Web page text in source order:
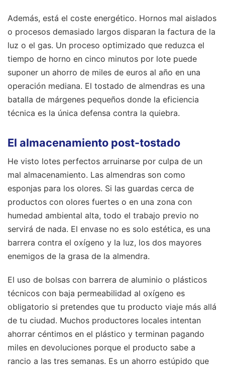
Además, está el coste energético. Hornos mal aislados
o procesos demasiado largos disparan la factura de la
luz o el gas. Un proceso optimizado que reduzca el
tiempo de horno en cinco minutos por lote puede
suponer un ahorro de miles de euros al año en una
operación mediana. El tostado de almendras es una
batalla de márgenes pequeños donde la eficiencia
técnica es la única defensa contra la quiebra.
El almacenamiento post-tostado
He visto lotes perfectos arruinarse por culpa de un
mal almacenamiento. Las almendras son como
esponjas para los olores. Si las guardas cerca de
productos con olores fuertes o en una zona con
humedad ambiental alta, todo el trabajo previo no
servirá de nada. El envase no es solo estética, es una
barrera contra el oxígeno y la luz, los dos mayores
enemigos de la grasa de la almendra.
El uso de bolsas con barrera de aluminio o plásticos
técnicos con baja permeabilidad al oxígeno es
obligatorio si pretendes que tu producto viaje más allá
de tu ciudad. Muchos productores locales intentan
ahorrar céntimos en el plástico y terminan pagando
miles en devoluciones porque el producto sabe a
rancio a las tres semanas. Es un ahorro estúpido que